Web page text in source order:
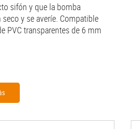
sifón y que la bomba
y se averíe. Compatible
PVC transparentes de 6 mm